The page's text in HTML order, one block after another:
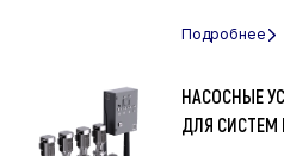
НАСОСНЫЕ
ДЛЯ